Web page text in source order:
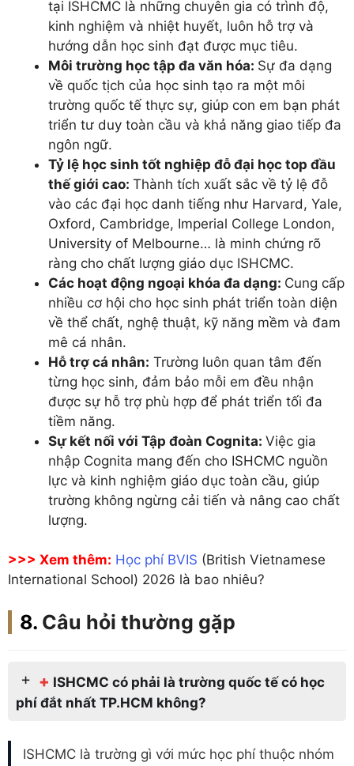
tại ISHCMC là những chuyên gia có trình độ,
kinh nghiệm và nhiệt huyết, luôn hỗ trợ và
hướng dẫn học sinh đạt được mục tiêu.
Môi trường học tập đa văn hóa: Sự đa dạng
về quốc tịch của học sinh tạo ra một môi
trường quốc tế thực sự, giúp con em bạn phát
triển tư duy toàn cầu và khả năng giao tiếp đa
ngôn ngữ.
Tỷ lệ học sinh tốt nghiệp đỗ đại học top đầu
thế giới cao: Thành tích xuất sắc về tỷ lệ đỗ
vào các đại học danh tiếng như Harvard, Yale,
Oxford, Cambridge, Imperial College London,
University of Melbourne… là minh chứng rõ
ràng cho chất lượng giáo dục ISHCMC.
Các hoạt động ngoại khóa đa dạng: Cung cấp
nhiều cơ hội cho học sinh phát triển toàn diện
về thể chất, nghệ thuật, kỹ năng mềm và đam
mê cá nhân.
Hỗ trợ cá nhân: Trường luôn quan tâm đến
từng học sinh, đảm bảo mỗi em đều nhận
được sự hỗ trợ phù hợp để phát triển tối đa
tiềm năng.
Sự kết nối với Tập đoàn Cognita: Việc gia
nhập Cognita mang đến cho ISHCMC nguồn
lực và kinh nghiệm giáo dục toàn cầu, giúp
trường không ngừng cải tiến và nâng cao chất
lượng.
>>> Xem thêm: Học phí BVIS (British Vietnamese
International School) 2026 là bao nhiêu?
Câu hỏi thường gặp
+ ISHCMC có phải là trường quốc tế có học
phí đắt nhất TP.HCM không?
ISHCMC là trường gì với mức học phí thuộc nhóm